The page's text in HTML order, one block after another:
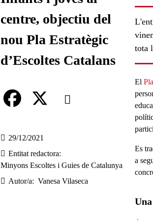
centre, objectiu del
nou Pla Estratègic
d’Escoltes Catalans
Comparteix
a
c
Compartir en altres xarxes
29/12/2021
Entitat redactora
Minyons Escoltes i Guies de Catalunya
Autor/a
Vanesa Vilaseca
tota
El
Es
a